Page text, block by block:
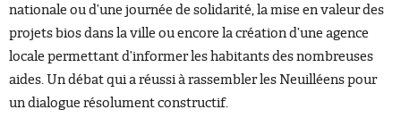
nationale ou d’une journée de solidarité, la mise en valeur des
projets bios dans la ville ou encore la création d’une agence
locale permettant d’informer les habitants des nombreuses
aides. Un débat qui a réussi à rassembler les Neuilléens pour
un dialogue résolument constructif.